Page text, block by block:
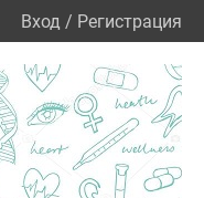
Вход / Регистрация